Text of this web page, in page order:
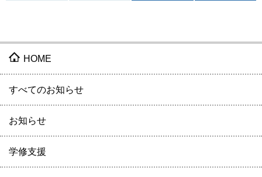
HOME
すべてのお知らせ
お知らせ
学修支援